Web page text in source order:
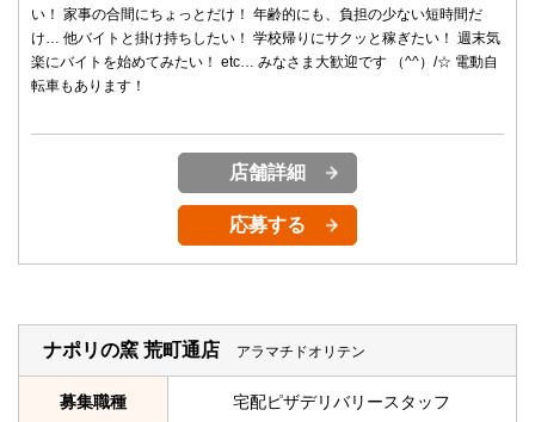
い！ 家事の合間にちょっとだけ！ 年齢的にも、負担の少ない短時間だ
け… 他バイトと掛け持ちしたい！ 学校帰りにサクッと稼ぎたい！ 週末気
楽にバイトを始めてみたい！ etc… みなさま大歓迎です （^^）/☆ 電動自
転車もあります！
店舗詳細
応募する
ナポリの窯 荒町通店 アラマチドオリテン
募集職種 宅配ピザデリバリースタッフ